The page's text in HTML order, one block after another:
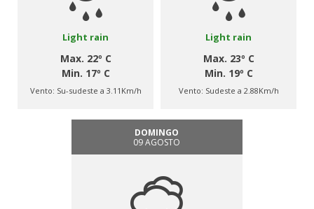
Light rain
Max. 22º C
Min. 17º C
Vento: Su-sudeste a 3.11Km/h
Light rain
Max. 23º C
Min. 19º C
Vento: Sudeste a 2.88Km/h
DOMINGO
09 AGOSTO